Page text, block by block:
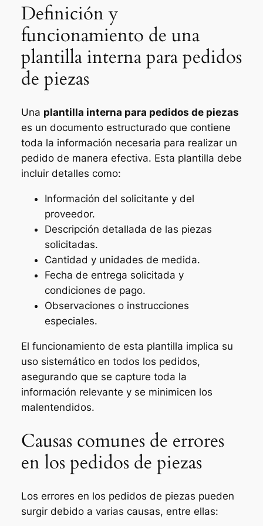
Definición y
funcionamiento de una
plantilla interna para pedidos
de piezas
Una plantilla interna para pedidos de piezas
es un documento estructurado que contiene
toda la información necesaria para realizar un
pedido de manera efectiva. Esta plantilla debe
incluir detalles como:
Información del solicitante y del
proveedor.
Descripción detallada de las piezas
solicitadas.
Cantidad y unidades de medida.
Fecha de entrega solicitada y
condiciones de pago.
Observaciones o instrucciones
especiales.
El funcionamiento de esta plantilla implica su
uso sistemático en todos los pedidos,
asegurando que se capture toda la
información relevante y se minimicen los
malentendidos.
Causas comunes de errores
en los pedidos de piezas
Los errores en los pedidos de piezas pueden
surgir debido a varias causas, entre ellas: